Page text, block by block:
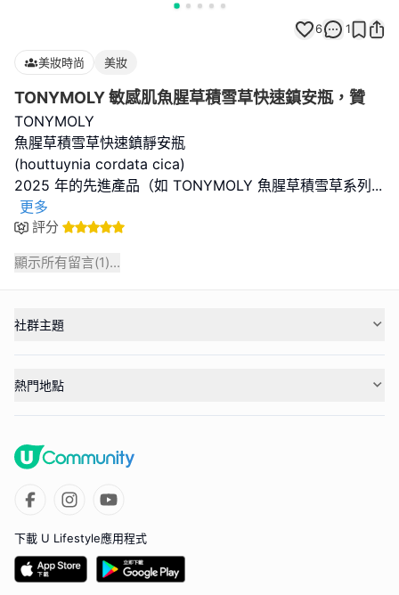
6 1
美妝時尚 美妝
TONYMOLY 敏感肌魚腥草積雪草快速鎮安瓶，贊
TONYMOLY
魚腥草積雪草快速鎮靜安瓶
(houttuynia cordata cica)
2025 年的先進產品（如 TONYMOLY 魚腥草積雪草系列 ...
更多
評分
顯示所有留言(1)...
社群主題
熱門地點
下載 U Lifestyle應用程式